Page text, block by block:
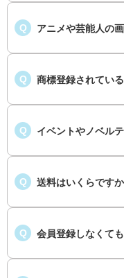
Q アニメや芸能人の
Q 商標登録されてい
Q イベントやノベル
Q 送料はいくらです
Q 会員登録しなくて